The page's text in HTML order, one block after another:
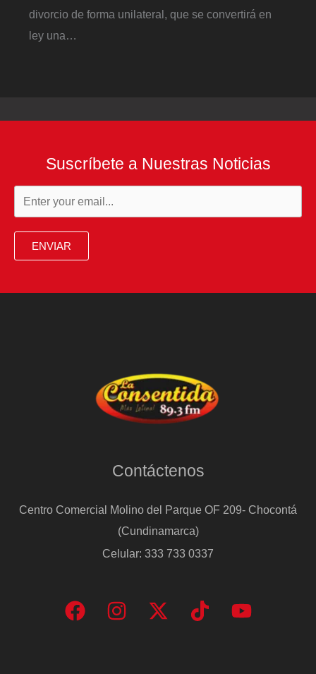
divorcio de forma unilateral, que se convertirá en
ley una…
Suscríbete a Nuestras Noticias
ENVIAR
Contáctenos
Centro Comercial Molino del Parque OF 209- Chocontá
(Cundinamarca)
Celular: 333 733 0337